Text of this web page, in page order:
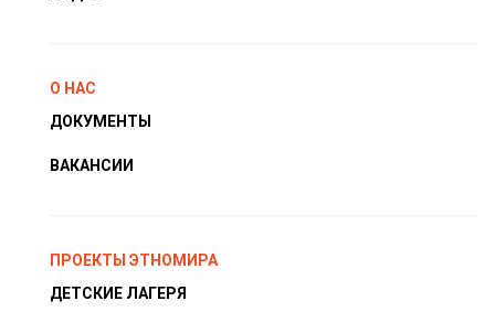
О НАС
ДОКУМЕНТЫ
ВАКАНСИИ
ПРОЕКТЫ ЭТНОМИРА
ДЕТСКИЕ ЛАГЕРЯ